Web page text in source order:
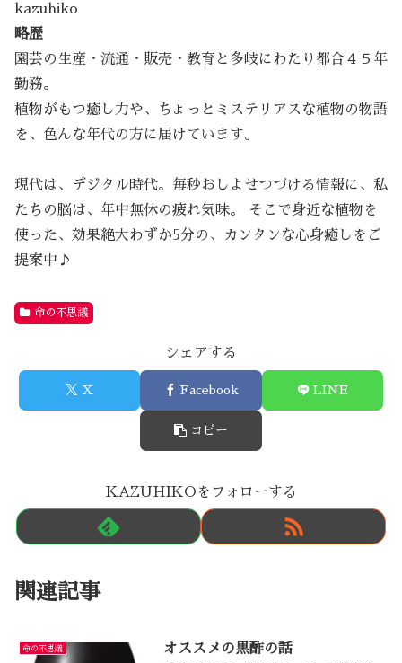
kazuhiko
略歴
園芸の生産・流通・販売・教育と多岐にわたり都合４５年
勤務。
植物がもつ癒し力や、ちょっとミステリアスな植物の物語
を、色んな年代の方に届けています。
現代は、デジタル時代。毎秒おしよせつづける情報に、私
たちの脳は、年中無休の疲れ気味。 そこで身近な植物を
使った、効果絶大わずか5分の、カンタンな心身癒しをご
提案中♪
命の不思議
シェアする
X Facebook LINE
コピー
KAZUHIKOをフォローする
関連記事
命の不思議 オススメの黒酢の話